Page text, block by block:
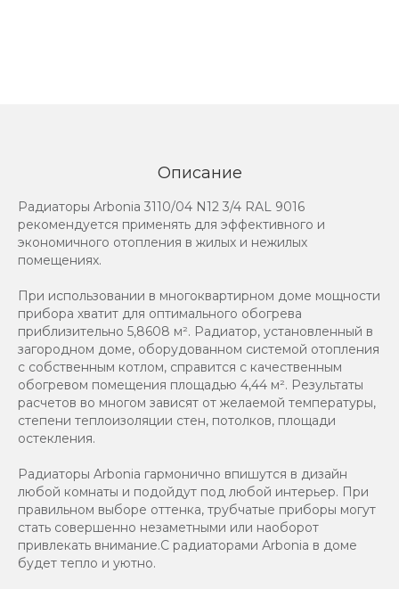
Описание
Радиаторы Arbonia 3110/04 N12 3/4 RAL 9016
рекомендуется применять для эффективного и
экономичного отопления в жилых и нежилых
помещениях.
При использовании в многоквартирном доме мощности
прибора хватит для оптимального обогрева
приблизительно 5,8608 м². Радиатор, установленный в
загородном доме, оборудованном системой отопления
с собственным котлом, справится с качественным
обогревом помещения площадью 4,44 м². Результаты
расчетов во многом зависят от желаемой температуры,
степени теплоизоляции стен, потолков, площади
остекления.
Радиаторы Arbonia гармонично впишутся в дизайн
любой комнаты и подойдут под любой интерьер. При
правильном выборе оттенка, трубчатые приборы могут
стать совершенно незаметными или наоборот
привлекать внимание.С радиаторами Аrbonia в доме
будет тепло и уютно.